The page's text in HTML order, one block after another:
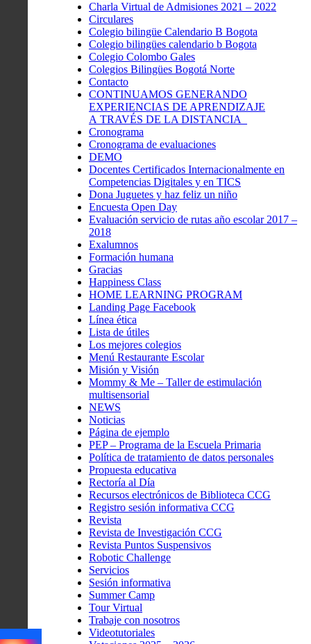
Charla Virtual de Admisiones 2021 – 2022
Circulares
Colegio bilingüe Calendario B Bogota
Colegio bilingües calendario b Bogota
Colegio Colombo Gales
Colegios Bilingües Bogotá Norte
Contacto
CONTINUAMOS GENERANDO
EXPERIENCIAS DE APRENDIZAJE
A TRAVÉS DE LA DISTANCIA
Cronograma
Cronograma de evaluaciones
DEMO
Docentes Certificados Internacionalmente en
Competencias Digitales y en TICS
Dona Juguetes y haz feliz un niño
Encuesta Open Day
Evaluación servicio de rutas año escolar 2017 –
2018
Exalumnos
Formación humana
Gracias
Happiness Class
HOME LEARNING PROGRAM
Landing Page Facebook
Línea ética
Lista de útiles
Los mejores colegios
Menú Restaurante Escolar
Misión y Visión
Mommy & Me – Taller de estimulación
multisensorial
NEWS
Noticias
Página de ejemplo
PEP – Programa de la Escuela Primaria
Política de tratamiento de datos personales
Propuesta educativa
Rectoría al Día
Recursos electrónicos de Biblioteca CCG
Registro sesión informativa CCG
Revista
Revista de Investigación CCG
Revista Puntos Suspensivos
Robotic Challenge
Servicios
Sesión informativa
Summer Camp
Tour Virtual
Trabaje con nosotros
Videotutoriales